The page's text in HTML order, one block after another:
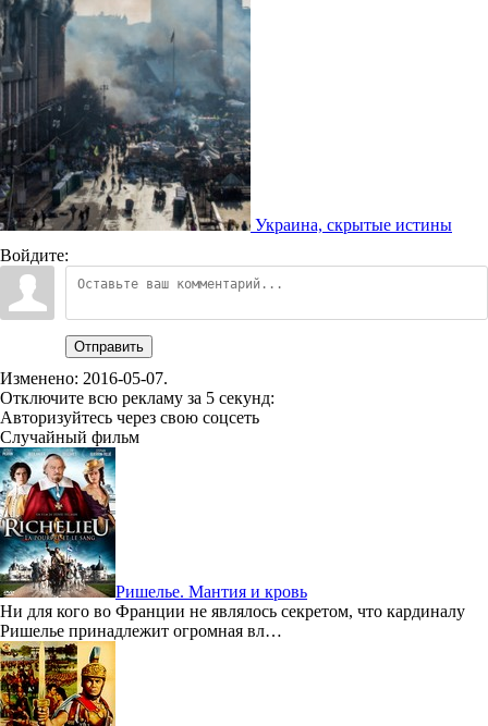
Украина, скрытые истины
Войдите:
Отправить
Изменено: 2016-05-07.
Отключите всю рекламу за 5 секунд:
Авторизуйтесь через свою соцсеть
Случайный фильм
Ришелье. Мантия и кровь
Ни для кого во Франции не являлось секретом, что кардиналу
Ришелье принадлежит огромная вл…